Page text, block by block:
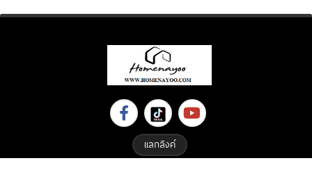
ทางด่วน และ BTS แพรกษา
Penthouse
แลกลิงค์